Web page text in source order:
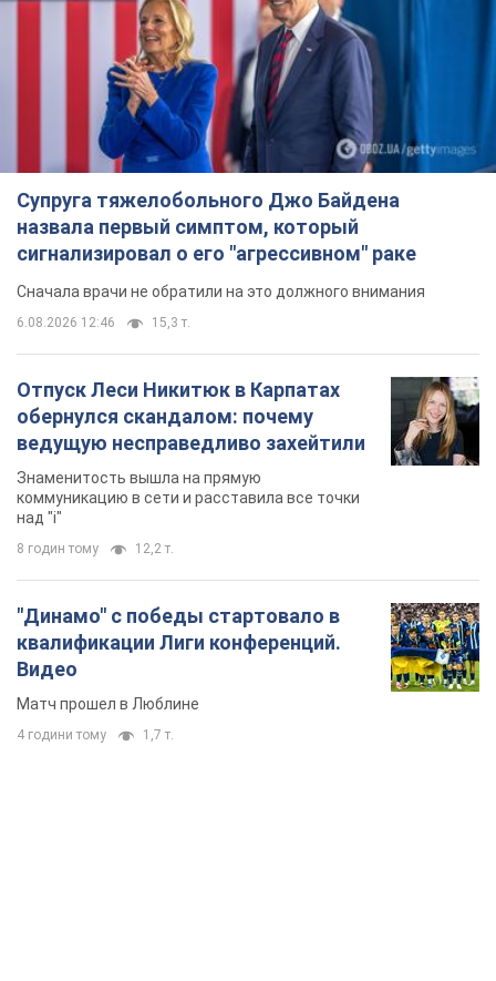
Супруга тяжелобольного Джо Байдена
назвала первый симптом, который
сигнализировал о его "агрессивном" раке
Сначала врачи не обратили на это должного внимания
6.08.2026 12:46 15,3 т.
Отпуск Леси Никитюк в Карпатах
обернулся скандалом: почему
ведущую несправедливо захейтили
Знаменитость вышла на прямую
коммуникацию в сети и расставила все точки
над "i"
8 годин тому 12,2 т.
"Динамо" с победы стартовало в
квалификации Лиги конференций.
Видео
Матч прошел в Люблине
4 години тому 1,7 т.